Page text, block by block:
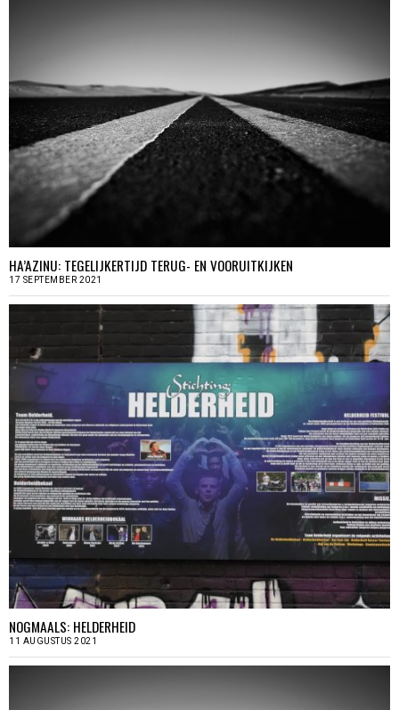
HA’AZINU: TEGELIJKERTIJD TERUG- EN VOORUITKIJKEN
17 SEPTEMBER 2021
NOGMAALS: HELDERHEID
11 AUGUSTUS 2021